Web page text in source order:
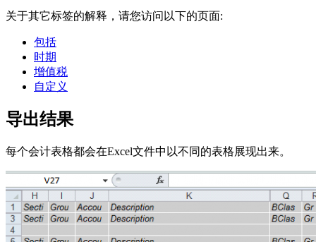
关于其它标签的解释，请您访问以下的页面:
包括
时期
增值税
自定义
导出结果
每个会计表格都会在Excel文件中以不同的表格展现出来。